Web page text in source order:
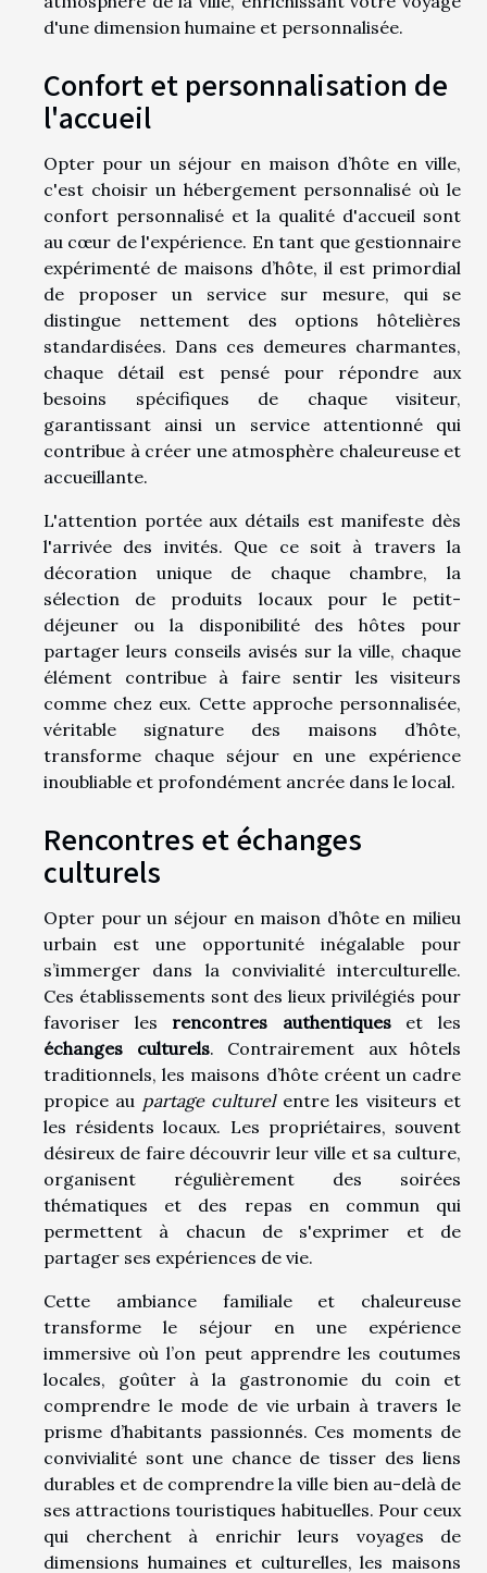
d'une dimension humaine et personnalisée.
Confort et personnalisation de
l'accueil
Opter pour un séjour en maison d’hôte en ville,
c'est choisir un hébergement personnalisé où le
confort personnalisé et la qualité d'accueil sont
au cœur de l'expérience. En tant que gestionnaire
expérimenté de maisons d’hôte, il est primordial
de proposer un service sur mesure, qui se
distingue nettement des options hôtelières
standardisées. Dans ces demeures charmantes,
chaque détail est pensé pour répondre aux
besoins spécifiques de chaque visiteur,
garantissant ainsi un service attentionné qui
contribue à créer une atmosphère chaleureuse et
accueillante.
L'attention portée aux détails est manifeste dès
l'arrivée des invités. Que ce soit à travers la
décoration unique de chaque chambre, la
sélection de produits locaux pour le petit-
déjeuner ou la disponibilité des hôtes pour
partager leurs conseils avisés sur la ville, chaque
élément contribue à faire sentir les visiteurs
comme chez eux. Cette approche personnalisée,
véritable signature des maisons d’hôte,
transforme chaque séjour en une expérience
inoubliable et profondément ancrée dans le local.
Rencontres et échanges
culturels
Opter pour un séjour en maison d’hôte en milieu
urbain est une opportunité inégalable pour
s’immerger dans la convivialité interculturelle.
Ces établissements sont des lieux privilégiés pour
favoriser les rencontres authentiqueset les
échanges culturels. Contrairement aux hôtels
traditionnels, les maisons d’hôte créent un cadre
propice au partage culturelentre les visiteurs et
les résidents locaux. Les propriétaires, souvent
désireux de faire découvrir leur ville et sa culture,
organisent régulièrement des soirées
thématiques et des repas en commun qui
permettent à chacun de s'exprimer et de
partager ses expériences de vie.
Cette ambiance familiale et chaleureuse
transforme le séjour en une expérience
immersive où l’on peut apprendre les coutumes
locales, goûter à la gastronomie du coin et
comprendre le mode de vie urbain à travers le
prisme d’habitants passionnés. Ces moments de
convivialité sont une chance de tisser des liens
durables et de comprendre la ville bien au-delà de
ses attractions touristiques habituelles. Pour ceux
qui cherchent à enrichir leurs voyages de
dimensions humaines et culturelles, les maisons